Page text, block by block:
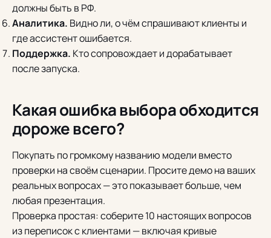
должны быть в РФ.
Аналитика. Видно ли, о чём спрашивают клиенты и
где ассистент ошибается.
Поддержка. Кто сопровождает и дорабатывает
после запуска.
Какая ошибка выбора обходится
дороже всего?
Покупать по громкому названию модели вместо
проверки на своём сценарии. Просите демо на ваших
реальных вопросах — это показывает больше, чем
любая презентация.
Проверка простая: соберите 10 настоящих вопросов
из переписок с клиентами — включая кривые